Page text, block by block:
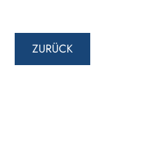
ZURÜCK